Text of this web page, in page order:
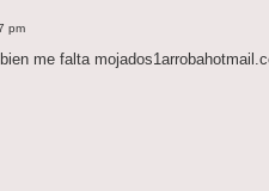
pm
me falta